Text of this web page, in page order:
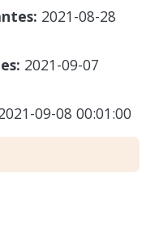
2021-08-28
2021-09-07
09-08 00:01:00